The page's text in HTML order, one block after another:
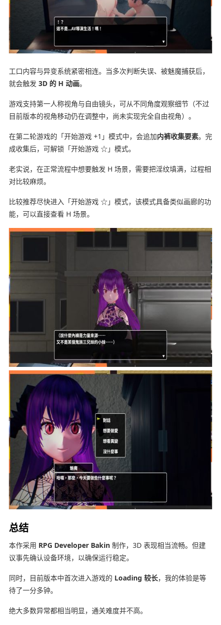
工口内容与异变系统紧密相连。当多次判断失误、被魅魔捕获后，
就会触发 3D 的 H 动画。
游戏支持第一人称视角与自由镜头，可从不同角度观察细节（不过
目前版本的视角移动仍在调整中，尚未实现完全自由视角）。
在第二轮游戏的「开始游戏 +1」模式中，会追加内裤收集要素。完
成收集后，可解锁「开始游戏 ☆」模式。
老实说，在正常流程中想要触发 H 场景，需要把淫纹填满，过程相
对比较麻烦。
比较推荐尽快进入「开始游戏 ☆」模式，该模式具备类似画廊的功
能，可以直接查看 H 场景。
总结
本作采用 RPG Developer Bakin制作，3D 表现相当流畅。但建
议事先确认设备环境，以确保运行稳定。
同时，目前版本中首次进入游戏的 Loading 较长，我的体验是等
待了一分多钟。
绝大多数异常都相当明显，通关难度并不高。